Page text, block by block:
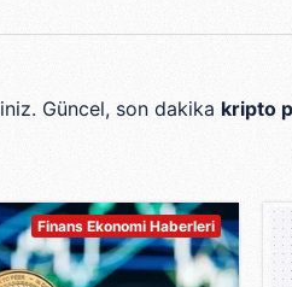
Güncel, son dakika kripto
Finans Ekonomi Haberleri